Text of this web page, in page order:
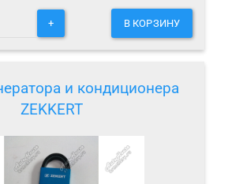
+ В КОРЗИНУ
и кондиционера
ZEKKERT